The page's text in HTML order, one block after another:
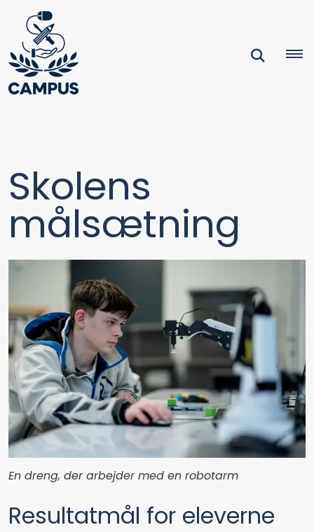
Skolens
målsætning
En dreng, der arbejder med en robotarm
Resultatmål for eleverne